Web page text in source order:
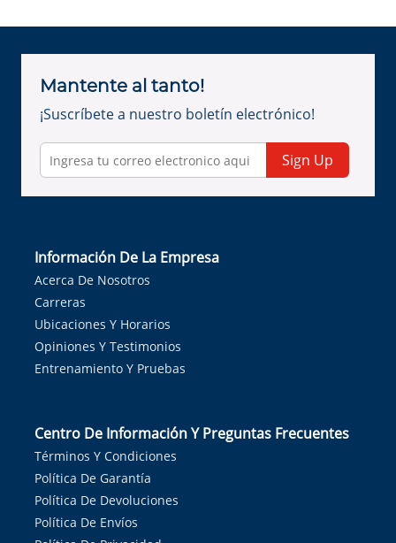
Mantente al tanto!
¡Suscríbete a nuestro boletín electrónico!
Sign Up
Información De La Empresa
Acerca De Nosotros
Carreras
Ubicaciones Y Horarios
Opiniones Y Testimonios
Entrenamiento Y Pruebas
Centro De Información Y Preguntas Frecuentes
Términos Y Condiciones
Política De Garantía
Política De Devoluciones
Política De Envíos